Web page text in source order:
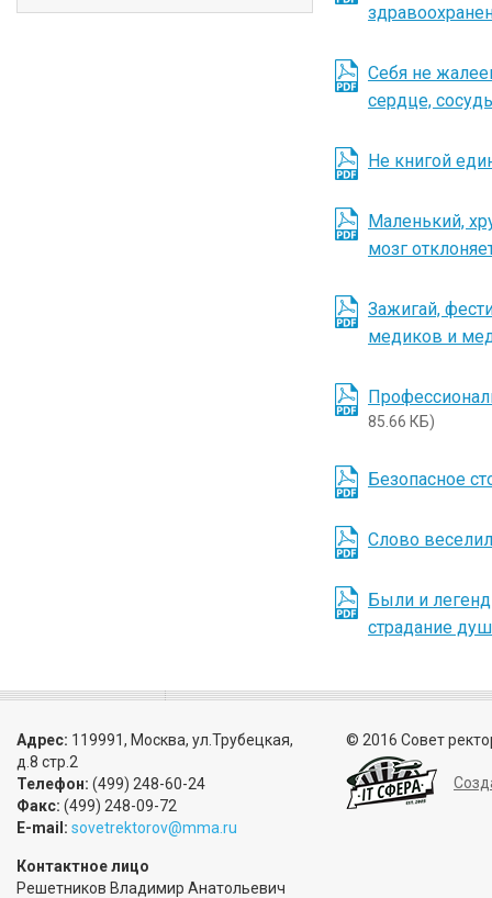
Себя не
сердце,
Не книгой
Маленький,
мозг
Зажигай,
медиков и
85.66 КБ)
Безопасное
Слово
Были и
страдание
Адрес: 119991, Москва, ул.Трубецкая,
д.8 стр.2
Телефон: (499) 248-60-24
Факс: (499) 248-09-72
E-mail: sovetrektorov@mma.ru
Контактное лицо
Решетников Владимир Анатольевич
© 2016 Совет